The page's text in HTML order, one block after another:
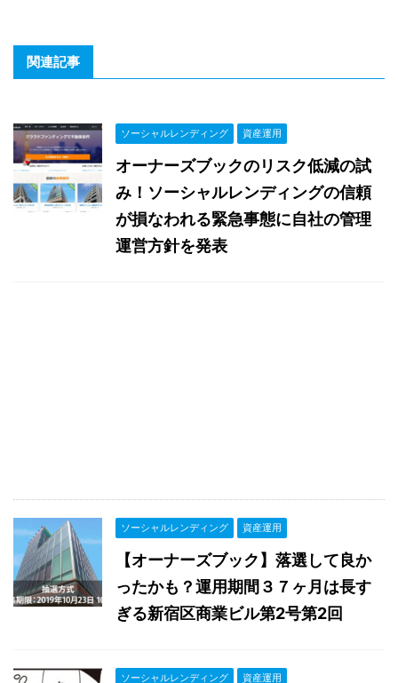
関連記事
ソーシャルレンディング 資産運用
オーナーズブックのリスク低減の試
み！ソーシャルレンディングの信頼
が損なわれる緊急事態に自社の管理
運営方針を発表
ソーシャルレンディング 資産運用
【オーナーズブック】落選して良か
ったかも？運用期間３７ヶ月は長す
ぎる新宿区商業ビル第2号第2回
ソーシャルレンディング 資産運用